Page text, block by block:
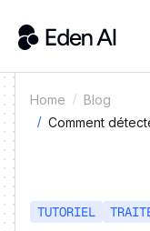
Home
Blog
Comment
TUTORIEL